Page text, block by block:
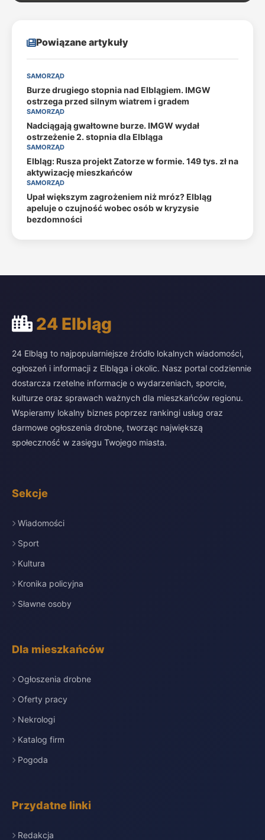
Powiązane artykuły
SAMORZĄD
Burze drugiego stopnia nad Elblągiem. IMGW
ostrzega przed silnym wiatrem i gradem
SAMORZĄD
Nadciągają gwałtowne burze. IMGW wydał
ostrzeżenie 2. stopnia dla Elbląga
SAMORZĄD
Elbląg: Rusza projekt Zatorze w formie. 149 tys. zł na
aktywizację mieszkańców
SAMORZĄD
Upał większym zagrożeniem niż mróz? Elbląg
apeluje o czujność wobec osób w kryzysie
bezdomności
24 Elbląg
24 Elbląg to najpopularniejsze źródło lokalnych wiadomości,
ogłoszeń i informacji z Elbląga i okolic. Nasz portal codziennie
dostarcza rzetelne informacje o wydarzeniach, sporcie,
kulturze oraz sprawach ważnych dla mieszkańców regionu.
Wspieramy lokalny biznes poprzez rankingi usług oraz
darmowe ogłoszenia drobne, tworząc największą
społeczność w zasięgu Twojego miasta.
Sekcje
Wiadomości
Sport
Kultura
Kronika policyjna
Sławne osoby
Dla mieszkańców
Ogłoszenia drobne
Oferty pracy
Nekrologi
Katalog firm
Pogoda
Przydatne linki
Redakcja